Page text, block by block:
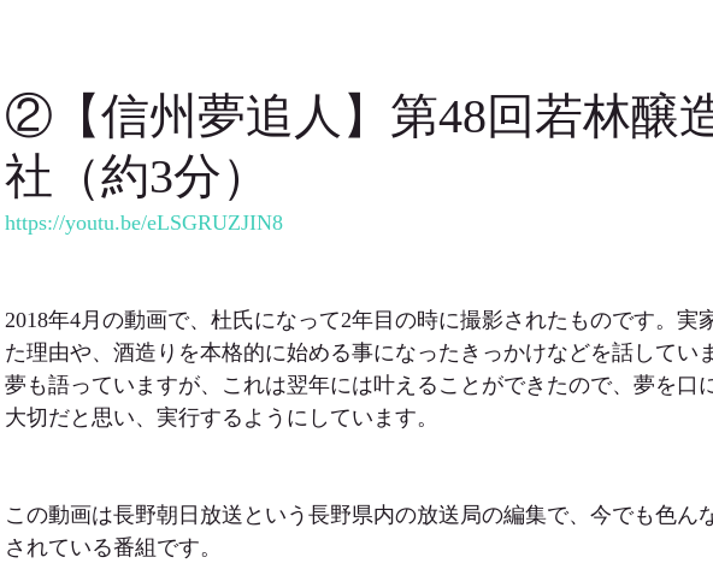
②【信州夢追人】第48回若林醸
社（約3分）
https://youtu.be/eLSGRUZJIN8
2018年4月の動画で、杜氏になって2年目の時に撮影されたものです。実
た理由や、酒造りを本格的に始める事になったきっかけなどを話してい
夢も語っていますが、これは翌年には叶えることができたので、夢を口
大切だと思い、実行するようにしています。
この動画は長野朝日放送という長野県内の放送局の編集で、今でも色ん
されている番組です。